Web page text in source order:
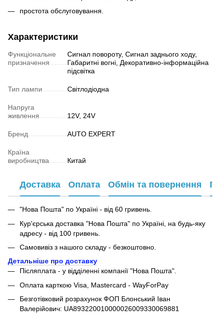
простота обслуговування.
Характеристики
Функціональне
призначення
Сигнал повороту, Сигнал заднього ходу,
Габаритні вогні, Декоративно-інформаційна
підсвітка
Тип лампи Світлодіодна
Напруга
живлення
12V, 24V
Бренд AUTO EXPERT
Країна
виробництва
Китай
Доставка Оплата Обмін та повернення
"Нова Пошта" по Україні - від 60 гривень.
Кур'єрська доставка "Нова Пошта" по Україні, на будь-яку
адресу - від 100 гривень.
Самовивіз з нашого складу - безкоштовно.
Детальніше про доставку
Післяплата - у відділенні компанії "Нова Пошта".
Оплата карткою Visa, Mastercard - WayForPay
Безготівковий розрахунок ФОП Блонський Іван
Валерійович: UA893220010000026009330069881